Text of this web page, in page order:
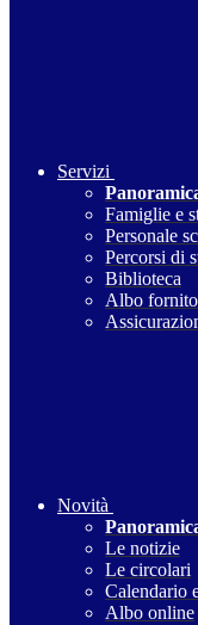
Servizi
Famiglie e
Personale
Percorsi di
Biblioteca
Albo
Novità
Le notizie
Le circolari
Calendario
Albo online